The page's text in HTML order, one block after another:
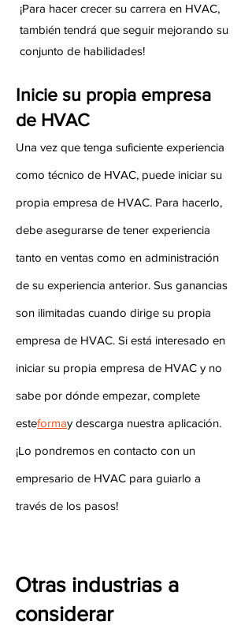
¡Para hacer crecer su carrera en HVAC,
también tendrá que seguir mejorando su
conjunto de habilidades!
Inicie su propia empresa
de HVAC
Una vez que tenga suficiente experiencia
como técnico de HVAC, puede iniciar su
propia empresa de HVAC. Para hacerlo,
debe asegurarse de tener experiencia
tanto en ventas como en administración
de su experiencia anterior. Sus ganancias
son ilimitadas cuando dirige su propia
empresa de HVAC. Si está interesado en
iniciar su propia empresa de HVAC y no
sabe por dónde empezar, complete
esteformay descarga nuestra aplicación.
¡Lo pondremos en contacto con un
empresario de HVAC para guiarlo a
través de los pasos!
Otras industrias a
considerar